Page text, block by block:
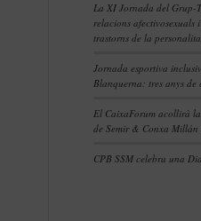
La XI Jornada del Grup-
relacions afectivosexuals
trastorns de la
Jornada esportiva
Blanquerna: tres anys de
El CaixaForum acollirà
de Semir & Conxa Millán
CPB SSM celebra una